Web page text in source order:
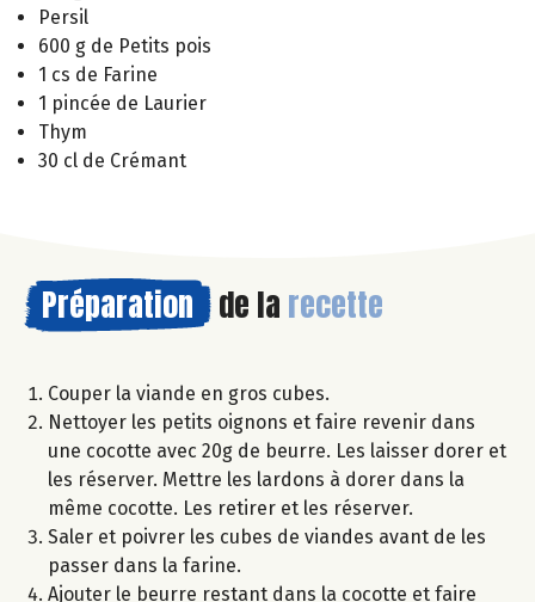
Persil
600 g de Petits pois
1 cs de Farine
1 pincée de Laurier
Thym
30 cl de Crémant
Préparation de la recette
Couper la viande en gros cubes.
Nettoyer les petits oignons et faire revenir dans
une cocotte avec 20g de beurre. Les laisser dorer et
les réserver. Mettre les lardons à dorer dans la
même cocotte. Les retirer et les réserver.
Saler et poivrer les cubes de viandes avant de les
passer dans la farine.
Ajouter le beurre restant dans la cocotte et faire